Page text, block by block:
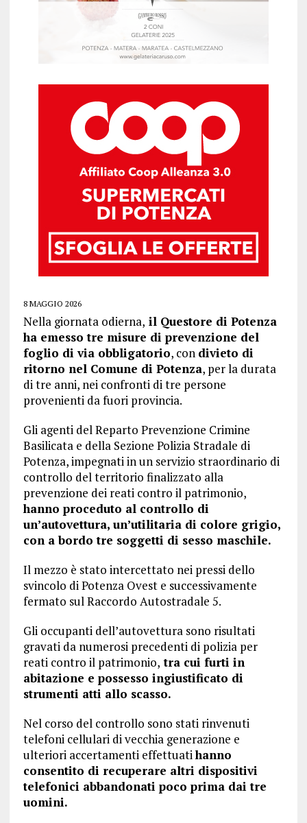
8 MAGGIO 2026
Nella giornata odierna, il Questore di Potenza
ha emesso tre misure di prevenzione del
foglio di via obbligatorio, con divieto di
ritorno nel Comune di Potenza, per la durata
di tre anni, nei confronti di tre persone
provenienti da fuori provincia.
Gli agenti del Reparto Prevenzione Crimine
Basilicata e della Sezione Polizia Stradale di
Potenza, impegnati in un servizio straordinario di
controllo del territorio finalizzato alla
prevenzione dei reati contro il patrimonio,
hanno proceduto al controllo di
un’autovettura, un’utilitaria di colore grigio,
con a bordo tre soggetti di sesso maschile.
Il mezzo è stato intercettato nei pressi dello
svincolo di Potenza Ovest e successivamente
fermato sul Raccordo Autostradale 5.
Gli occupanti dell’autovettura sono risultati
gravati da numerosi precedenti di polizia per
reati contro il patrimonio, tra cui furti in
abitazione e possesso ingiustificato di
strumenti atti allo scasso.
Nel corso del controllo sono stati rinvenuti
telefoni cellulari di vecchia generazione e
ulteriori accertamenti effettuatihanno
consentito di recuperare altri dispositivi
telefonici abbandonati poco prima dai tre
uomini.